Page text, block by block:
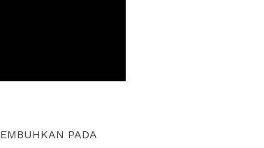
PADA